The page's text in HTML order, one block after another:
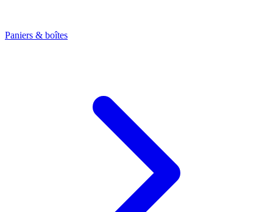
Paniers & boîtes